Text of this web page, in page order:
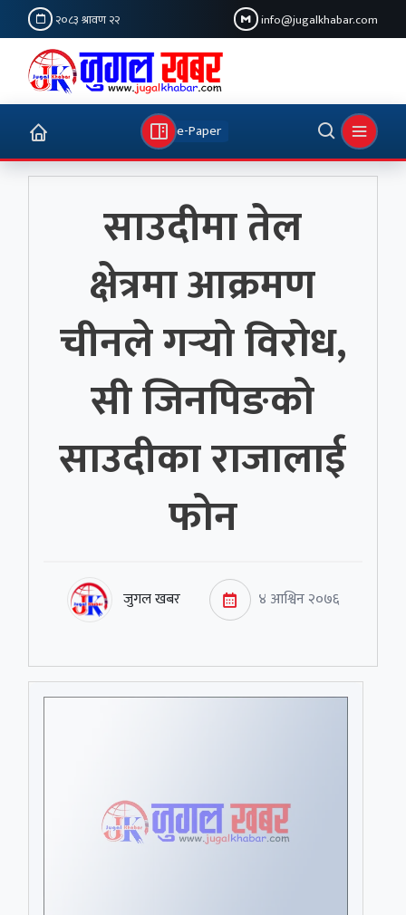
२०८३ श्रावण २२ info@jugalkhabar.com
e-Paper
साउदीमा तेल
क्षेत्रमा आक्रमण
चीनले गर्‍यो विरोध,
सी जिनपिङको
साउदीका राजालाई
फोन
जुगल खबर ४ आश्विन २०७६